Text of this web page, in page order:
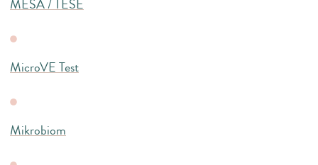
MESA / TESE
MicroVE Test
Mikrobiom